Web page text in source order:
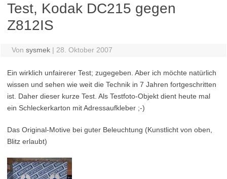
Test, Kodak DC215 gegen
Z812IS
Von sysmek | 28. Oktober 2007
Ein wirklich unfairerer Test; zugegeben. Aber ich möchte natürlich
wissen und sehen wie weit die Technik in 7 Jahren fortgeschritten
ist. Daher dieser kurze Test. Als Testfoto-Objekt dient heute mal
ein Schleckerkarton mit Adressaufkleber ;-)
Das Original-Motive bei guter Beleuchtung (Kunstlicht von oben,
Blitz erlaubt)